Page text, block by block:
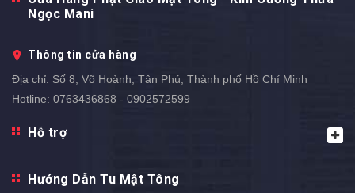
Ngọc Mani
Thông tin cửa hàng
Địa chỉ: Số 8, Võ Hoành, Tân Phú, Thành phố Hồ Chí Minh
Hotline: 0763436868 - 0902572599
Hỗ trợ
Hướng Dẫn Tu Mật Tông